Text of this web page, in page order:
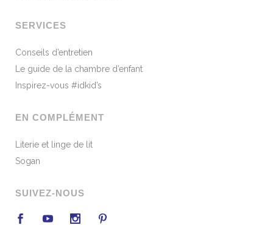
SERVICES
Conseils d’entretien
Le guide de la chambre d’enfant
Inspirez-vous #idkid’s
EN COMPLÉMENT
Literie et linge de lit
Sogan
SUIVEZ-NOUS